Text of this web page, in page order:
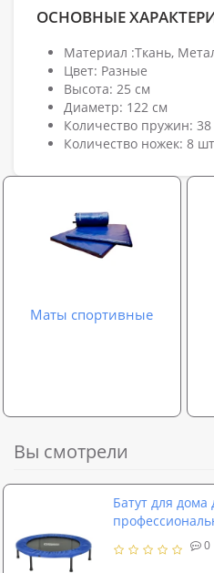
ОСНОВНЫЕ
Материал :Ткань,
Цвет: Разные
Высота: 25 см
Диаметр: 122 см
Количество пружин:
Количество ножек: 8 шт
Маты спортивные
Вы смотрели
Батут для дома
122 см (MS 0329)
0